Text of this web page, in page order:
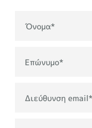
Όνομα*
Επώνυμο*
Διεύθυνση email*